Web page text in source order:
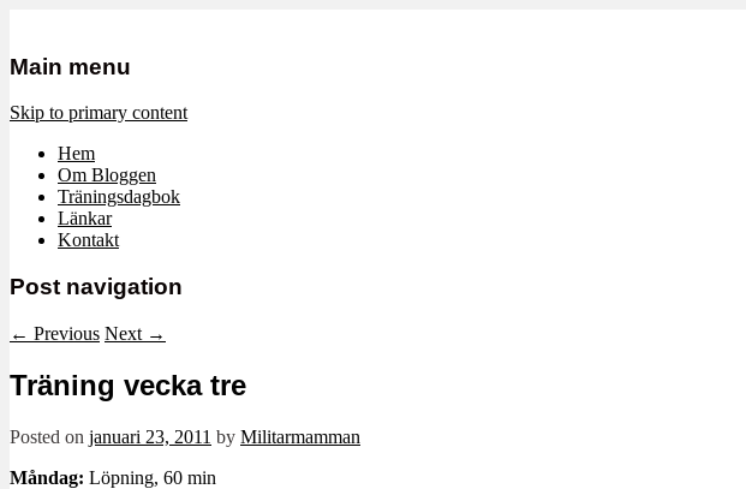
Militärmamman
Mamma, militär och märkbart obekväm
Main menu
Skip to primary content
Hem
Om Bloggen
Träningsdagbok
Länkar
Kontakt
Post navigation
← Previous Next →
Träning vecka tre
Posted on januari 23, 2011 by Militarmamman
Måndag: Löpning, 60 min